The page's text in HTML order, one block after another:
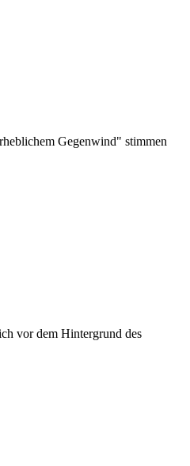
Gegenwind" stimmen
vor dem Hintergrund des